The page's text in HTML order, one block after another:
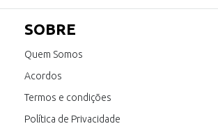
SOBRE
Quem Somos
Acordos
Termos e condições
Política de Privacidade